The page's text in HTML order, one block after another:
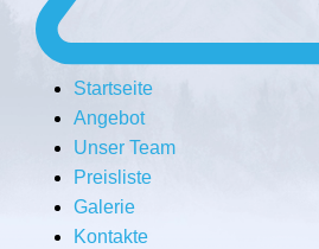
Startseite
Angebot
Unser Team
Preisliste
Galerie
Kontakte